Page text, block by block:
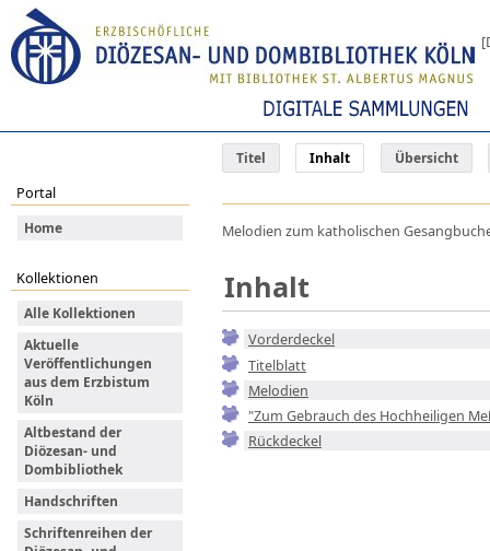
Titel Inhalt Übersicht
Portal
Home
Kollektionen
Alle Kollektionen
Aktuelle
Veröffentlichungen
aus dem Erzbistum
Köln
Altbestand der
Diözesan- und
Dombibliothek
Handschriften
Schriftenreihen der
Melodien zum katholischen
Inhalt
Vorderdeckel
Titelblatt
Melodien
"Zum Gebrauch des Hochheiligen
Rückdeckel